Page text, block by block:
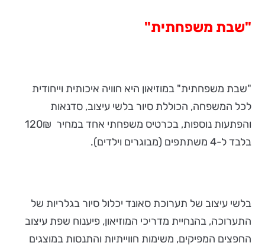
"שבת משפחתית"
"שבת משפחתית" במוזיאון היא חוויה איכותית וייחודית
לכל המשפחה, הכוללת סיור בלשי עיצוב, סדנאות
והפתעות נוספות, בכרטיס משפחתי אחד במחיר 120₪
בלבד ל-4 משתתפים (מבוגרים וילדים).
בלשי עיצוב של תערוכת סאונד יכלול סיור בגלריות של
התערוכה, בהנחיית מדריכי המוזיאון, פיענוח שפת עיצוב
החפצים המפיקים, משימות חווייתיות והתנסות במוצגים